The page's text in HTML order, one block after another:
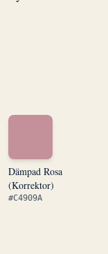
Dämpad Rosa
(Korrektor)
#C4909A